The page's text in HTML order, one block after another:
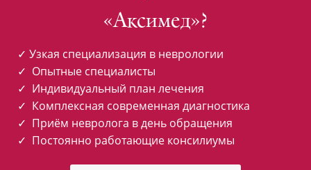
«Аксимед»?
✓ Узкая специализация в неврологии
✓ Опытные специалисты
✓ Индивидуальный план лечения
✓ Комплексная современная диагностика
✓ Приём невролога в день обращения
✓ Постоянно работающие консилиумы